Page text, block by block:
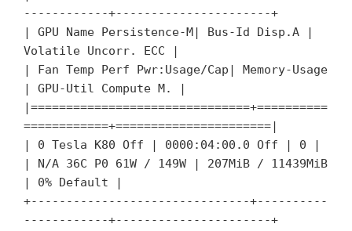
------------+----------------------+
| GPU Name Persistence-M| Bus-Id Disp.A |
Volatile Uncorr. ECC |
| Fan Temp Perf Pwr:Usage/Cap| Memory-Usage
| GPU-Util Compute M. |
|===============================+==========
============+======================|
| 0 Tesla K80 Off | 0000:04:00.0 Off | 0 |
| N/A 36C P0 61W / 149W | 207MiB / 11439MiB
| 0% Default |
+-------------------------------+----------
------------+----------------------+